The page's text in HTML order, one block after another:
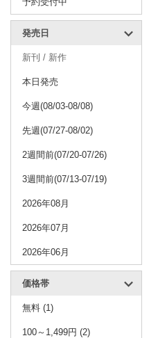
発売日
新刊 / 新作
本日発売
今週(08/03-08/08)
先週(07/27-08/02)
2週間前(07/20-07/26)
3週間前(07/13-07/19)
2026年08月
2026年07月
2026年06月
価格帯
無料 (1)
100～1,499円 (2)